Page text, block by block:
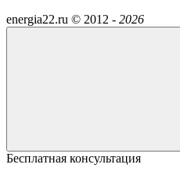
energia22.ru © 2012 - 2026
Бесплатная консультация